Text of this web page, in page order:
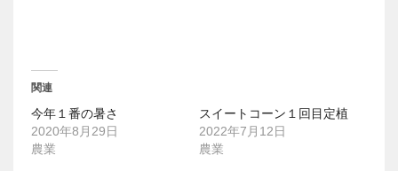
関連
今年１番の暑さ
2020年8月29日
農業
スイートコーン１回目定植
2022年7月12日
農業